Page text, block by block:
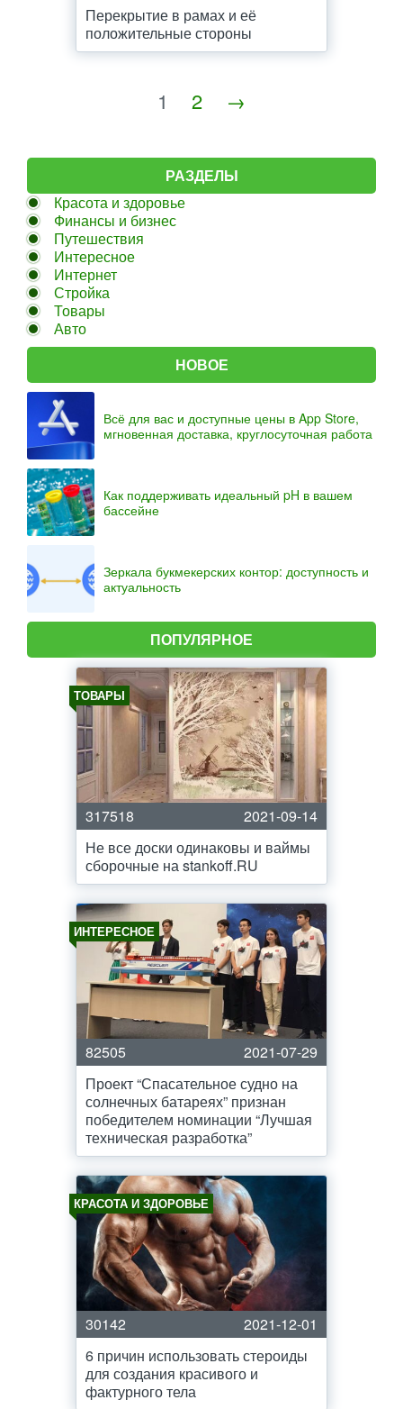
Перекрытие в рамах и её
положительные стороны
1 2 →
РАЗДЕЛЫ
Красота и здоровье
Финансы и бизнес
Путешествия
Интересное
Интернет
Стройка
Товары
Авто
НОВОЕ
Всё для вас и доступные цены в App Store,
мгновенная доставка, круглосуточная работа
Как поддерживать идеальный pH в вашем
бассейне
Зеркала букмекерских контор: доступность и
актуальность
ПОПУЛЯРНОЕ
ТОВАРЫ
317518
2021-09-14
Не все доски одинаковы и ваймы
сборочные на stankoff.RU
ИНТЕРЕСНОЕ
82505
2021-07-29
Проект “Спасательное судно на
солнечных батареях” признан
победителем номинации “Лучшая
техническая разработка”
КРАСОТА И ЗДОРОВЬЕ
30142
2021-12-01
6 причин использовать стероиды
для создания красивого и
фактурного тела